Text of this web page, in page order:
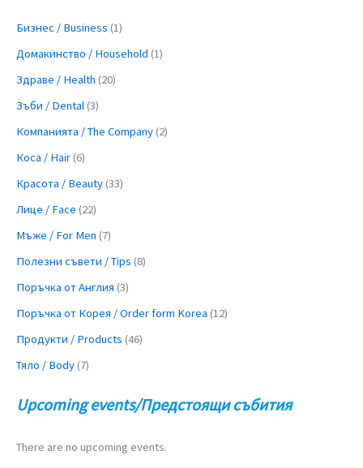
Бизнес / Business (1)
Домакинство / Household (1)
Здраве / Health (20)
Зъби / Dental (3)
Компанията / The Company (2)
Коса / Hair (6)
Красота / Beauty (33)
Лице / Face (22)
Мъже / For Men (7)
Полезни съвети / Tips (8)
Поръчка от Англия (3)
Поръчка от Корея / Order form Korea (12)
Продукти / Products (46)
Тяло / Body (7)
Upcoming events/Предстоящи събития
There are no upcoming events.